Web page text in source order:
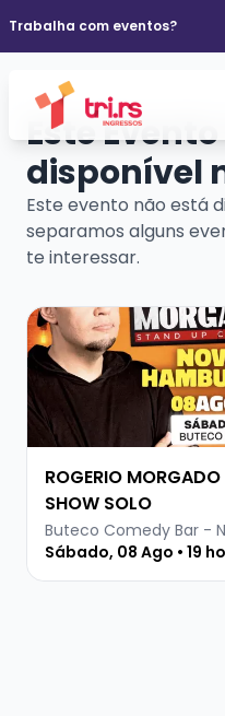
Trabalha com eventos?
Este
disponível
Este evento não está
separamos alguns
te interessar.
Veja mais sobre
ROGERIO
SHOW SOLO
Sábado, 08 Ago • 19